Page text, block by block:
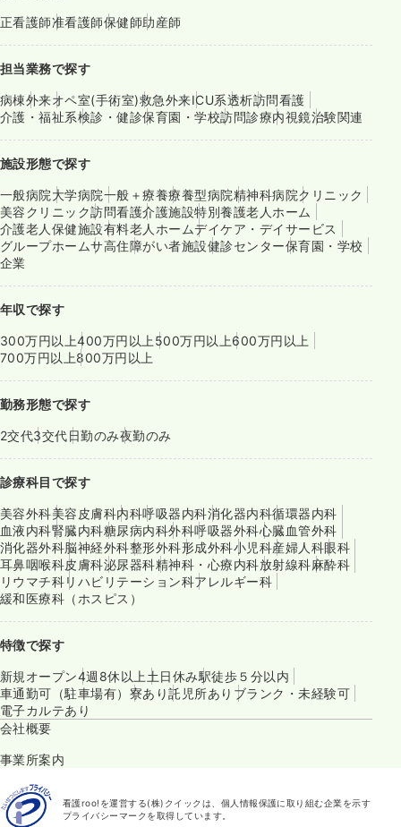
正看護師准看護師保健師助産師
担当業務で探す
病棟外来オペ室(手術室)救急外来ICU系透析訪問看護
介護・福祉系検診・健診保育園・学校訪問診療内視鏡治験関連
施設形態で探す
一般病院大学病院一般＋療養療養型病院精神科病院クリニック
美容クリニック訪問看護介護施設特別養護老人ホーム
介護老人保健施設有料老人ホームデイケア・デイサービス
グループホームサ高住障がい者施設健診センター保育園・学校
企業
年収で探す
300万円以上400万円以上 500万円以上600万円以上
700万円以上800万円以上
勤務形態で探す
2交代3交代日勤のみ夜勤のみ
診療科目で探す
美容外科美容皮膚科内科呼吸器内科消化器内科循環器内科
血液内科腎臓内科糖尿病内科外科呼吸器外科心臓血管外科
消化器外科脳神経外科整形外科形成外科小児科産婦人科眼科
耳鼻咽喉科皮膚科泌尿器科精神科・心療内科放射線科麻酔科
リウマチ科リハビリテーション科アレルギー科
緩和医療科（ホスピス）
特徴で探す
新規オープン4週8休以上 土日休み駅徒歩５分以内
車通勤可（駐車場有） 寮あり託児所あり ブランク・未経験可
電子カルテあり
会社概要
事業所案内
看護roo!を運営する(株)クイックは、個人情報保護に取り組む企業を示す
プライバシーマークを取得しています。